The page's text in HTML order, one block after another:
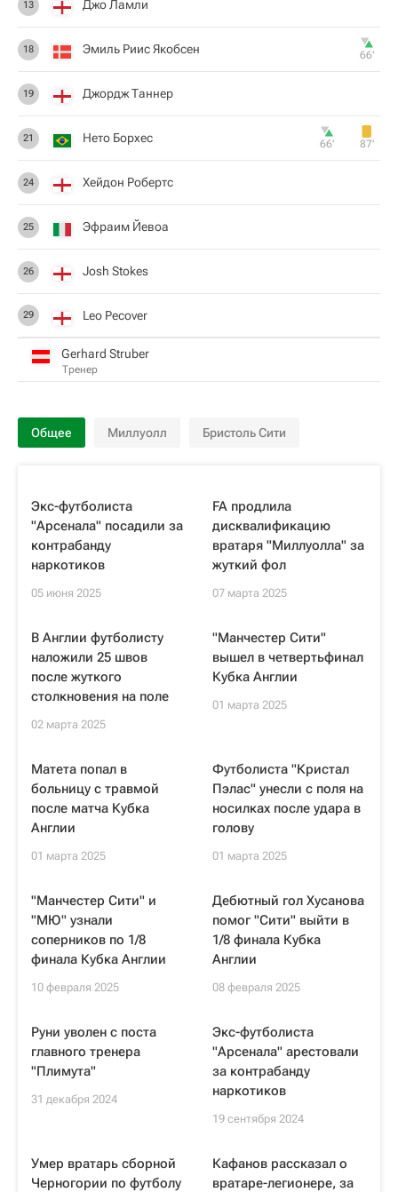
13 Джо Ламли
18 Эмиль Риис Якобсен 66‎’‎
19 Джордж Таннер
21 Нето Борхес 66‎’‎ 87‎’‎
24 Хейдон Робертс
25 Эфраим Йевоа
26 Josh Stokes
29 Leo Pecover
Gerhard Struber
Тренер
Общее Миллуолл Бристоль Сити
Экс-футболиста
"Арсенала" посадили за
контрабанду
наркотиков
05 июня 2025
FA продлила
дисквалификацию
вратаря "Миллуолла" за
жуткий фол
07 марта 2025
В Англии футболисту
наложили 25 швов
после жуткого
столкновения на поле
02 марта 2025
"Манчестер Сити"
вышел в четвертьфинал
Кубка Англии
01 марта 2025
Матета попал в
больницу с травмой
после матча Кубка
Англии
01 марта 2025
Футболиста "Кристал
Пэлас" унесли с поля на
носилках после удара в
голову
01 марта 2025
"Манчестер Сити" и
"МЮ" узнали
соперников по 1/8
финала Кубка Англии
10 февраля 2025
Дебютный гол Хусанова
помог "Сити" выйти в
1/8 финала Кубка
Англии
08 февраля 2025
Руни уволен с поста
главного тренера
"Плимута"
31 декабря 2024
Экс-футболиста
"Арсенала" арестовали
за контрабанду
наркотиков
19 сентября 2024
Умер вратарь сборной
Черногории по футболу
Кафанов рассказал о
вратаре-легионере, за